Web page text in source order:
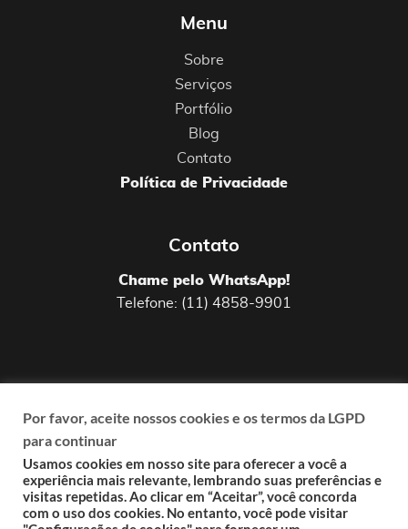
Uma agência digital fundada em 2009 que
garantaresultadosem suas ações de
marketing,responsabilidadeao lidar com a
comunicação do cliente,pensamento
Menu
Sobre
Serviços
Portfólio
Blog
Contato
Política de Privacidade
Contato
Chame pelo WhatsApp!
Telefone: (11) 4858-9901
Por favor, aceite nossos cookies e os termos da LGPD
para continuar
Usamos cookies em nosso site para oferecer a você a
experiência mais relevante, lembrando suas preferências e
visitas repetidas. Ao clicar em “Aceitar”, você concorda
com o uso dos cookies. No entanto, você pode visitar